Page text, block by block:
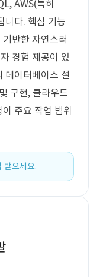
AWS(특히
다. 핵심 기능
반한 자연스러
경험 제공이 있
데이터베이스 설
구현, 클라우드
주요 작업 범위
받으세요.